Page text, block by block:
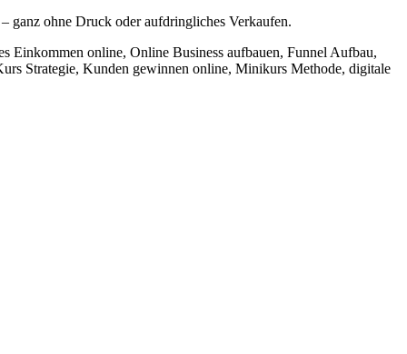
ganz ohne Druck oder aufdringliches Verkaufen.